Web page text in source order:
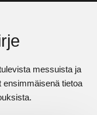
messuista ja
ensimmäisenä tietoa